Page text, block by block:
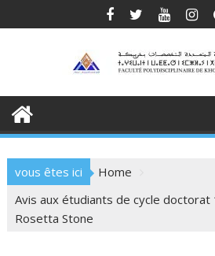
to
vous êtes ici
Home
Avis aux étudiants de cycle doctorat
Rosetta Stone